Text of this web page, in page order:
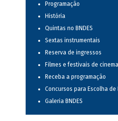
Programação
História
Quintas no BNDES
Sextas instrumentais
Reserva de ingressos
Filmes e festivais de cinema
Receba a programação
Concursos para Escolha
Galeria BNDES